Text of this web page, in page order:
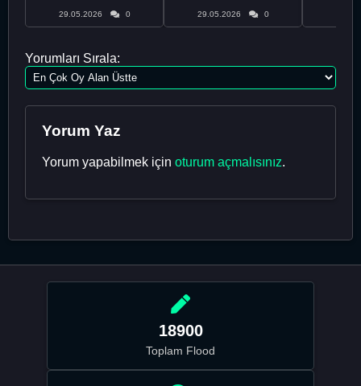
29.05.2026 0 29.05.2026 0
Yorumları Sırala:
Yorum Yaz
Yorum yapabilmek için oturum açmalısınız.
18900
Toplam Flood